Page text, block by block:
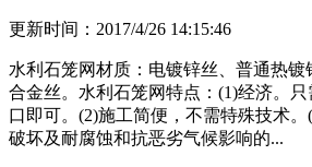
更新时间：2017/4/26 14:15:46
水利石笼网材质：电镀锌丝、普通热
合金丝。水利石笼网特点：(1)经济。
口即可。(2)施工简便，不需特殊技术
破坏及耐腐蚀和抗恶劣气候影响的...